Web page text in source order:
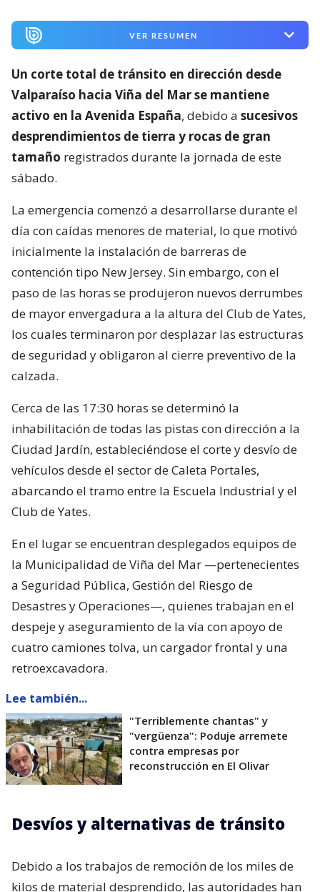
VER RESUMEN
Un corte total de tránsito en dirección desde
Valparaíso hacia Viña del Mar se mantiene
activo en la Avenida España, debido a sucesivos
desprendimientos de tierra y rocas de gran
tamaño registrados durante la jornada de este
sábado.
La emergencia comenzó a desarrollarse durante el
día con caídas menores de material, lo que motivó
inicialmente la instalación de barreras de
contención tipo New Jersey. Sin embargo, con el
paso de las horas se produjeron nuevos derrumbes
de mayor envergadura a la altura del Club de Yates,
los cuales terminaron por desplazar las estructuras
de seguridad y obligaron al cierre preventivo de la
calzada.
Cerca de las 17:30 horas se determinó la
inhabilitación de todas las pistas con dirección a la
Ciudad Jardín, estableciéndose el corte y desvío de
vehículos desde el sector de Caleta Portales,
abarcando el tramo entre la Escuela Industrial y el
Club de Yates.
En el lugar se encuentran desplegados equipos de
la Municipalidad de Viña del Mar —pertenecientes
a Seguridad Pública, Gestión del Riesgo de
Desastres y Operaciones—, quienes trabajan en el
despeje y aseguramiento de la vía con apoyo de
cuatro camiones tolva, un cargador frontal y una
retroexcavadora.
Lee también...
"Terriblemente chantas" y
"vergüenza": Poduje arremete
contra empresas por
reconstrucción en El Olivar
Desvíos y alternativas de tránsito
Debido a los trabajos de remoción de los miles de
kilos de material desprendido, las autoridades han